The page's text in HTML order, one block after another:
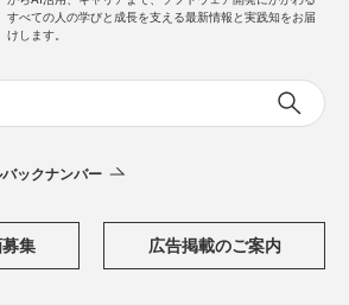
すべての人の学びと成長を支える最新情報と実践知をお届
けします。
ックナンバー
集 広告掲載のご案内